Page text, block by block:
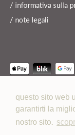
questo sito web
garantirti la
nostro sito.
/ informativa sulla
/ note legali